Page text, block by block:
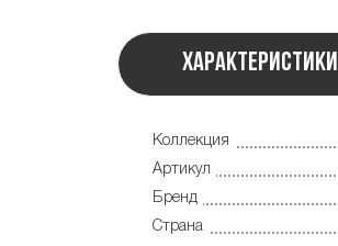
Характеристики
Коллекция
Артикул
Бренд
Страна